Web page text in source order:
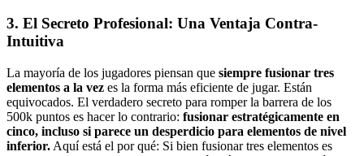
3. El Secreto Profesional: Una Ventaja Contra-
Intuitiva
La mayoría de los jugadores piensan que siempre fusionar tres
elementos a la vez es la forma más eficiente de jugar. Están
equivocados. El verdadero secreto para romper la barrera de los
500k puntos es hacer lo contrario: fusionar estratégicamente en
cinco, incluso si parece un desperdicio para elementos de nivel
inferior. Aquí está el por qué: Si bien fusionar tres elementos es